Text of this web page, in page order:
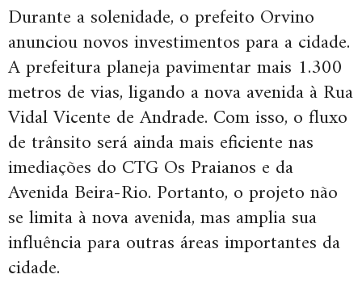
Durante a solenidade, o prefeito Orvino
anunciou novos investimentos para a cidade.
A prefeitura planeja pavimentar mais 1.300
metros de vias, ligando a nova avenida à Rua
Vidal Vicente de Andrade. Com isso, o fluxo
de trânsito será ainda mais eficiente nas
imediações do CTG Os Praianos e da
Avenida Beira-Rio. Portanto, o projeto não
se limita à nova avenida, mas amplia sua
influência para outras áreas importantes da
cidade.